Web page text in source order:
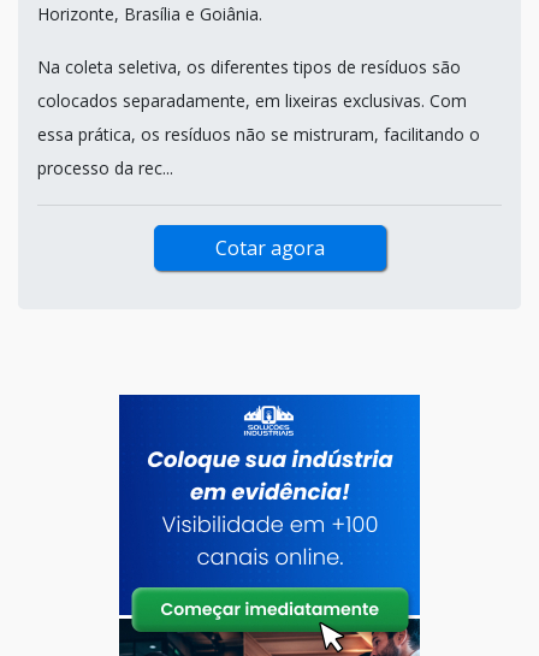
Horizonte, Brasília e Goiânia.
Na coleta seletiva, os diferentes tipos de resíduos são
colocados separadamente, em lixeiras exclusivas. Com
essa prática, os resíduos não se mistruram, facilitando o
processo da rec...
Cotar agora